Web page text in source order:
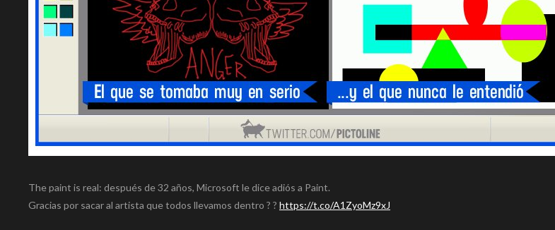
The paint is real: después de 32 años, Microsoft le dice adiós a Paint.
Gracias por sacar al artista que todos llevamos dentro ? ? https://t.co/A1ZyoMz9xJ